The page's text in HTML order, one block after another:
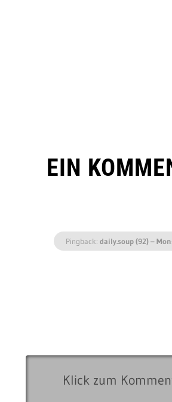
EIN
Pingback: daily.soup (92) –